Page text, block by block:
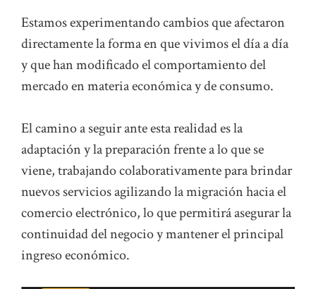
Estamos experimentando cambios que afectaron
directamente la forma en que vivimos el día a día
y que han modificado el comportamiento del
mercado en materia económica y de consumo.
El camino a seguir ante esta realidad es la
adaptación y la preparación frente a lo que se
viene, trabajando colaborativamente para brindar
nuevos servicios agilizando la migración hacia el
comercio electrónico, lo que permitirá asegurar la
continuidad del negocio y mantener el principal
ingreso económico.